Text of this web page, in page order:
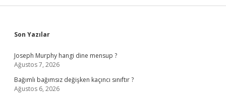
Sidebar
Son Yazılar
Joseph Murphy hangi dine mensup ?
Ağustos 7, 2026
Bağımlı bağımsız değişken kaçıncı sınıftır ?
Ağustos 6, 2026